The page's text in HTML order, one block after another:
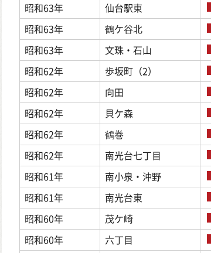
昭和63年
仙台駅東
昭和63年
鶴ケ谷北
昭和63年
文珠・石山
昭和62年
歩坂町（2）
昭和62年
向田
昭和62年
貝ケ森
昭和62年
鶴巻
昭和62年
南光台七丁目
昭和61年
南小泉・沖野
昭和61年
南光台東
昭和60年
茂ケ崎
昭和60年
六丁目